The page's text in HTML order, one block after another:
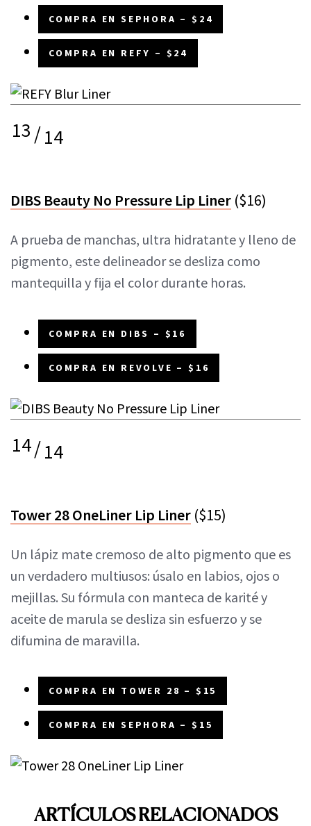
COMPRA EN SEPHORA – $24
COMPRA EN REFY – $24
13/14
DIBS Beauty No Pressure Lip Liner ($16)
A prueba de manchas, ultra hidratante y lleno de
pigmento, este delineador se desliza como
mantequilla y fija el color durante horas.
COMPRA EN DIBS – $16
COMPRA EN REVOLVE – $16
14/14
Tower 28 OneLiner Lip Liner ($15)
Un lápiz mate cremoso de alto pigmento que es
un verdadero multiusos: úsalo en labios, ojos o
mejillas. Su fórmula con manteca de karité y
aceite de marula se desliza sin esfuerzo y se
difumina de maravilla.
COMPRA EN TOWER 28 – $15
COMPRA EN SEPHORA – $15
ARTÍCULOS RELACIONADOS